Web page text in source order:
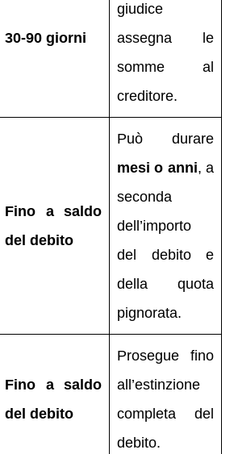
30-90 giorni
giudice
assegna le
somme al
creditore.
Fino a saldo
del debito
Può durare
mesi o anni, a
seconda
dell’importo
del debito e
della quota
pignorata.
Fino a saldo
del debito
Prosegue fino
all’estinzione
completa del
debito.